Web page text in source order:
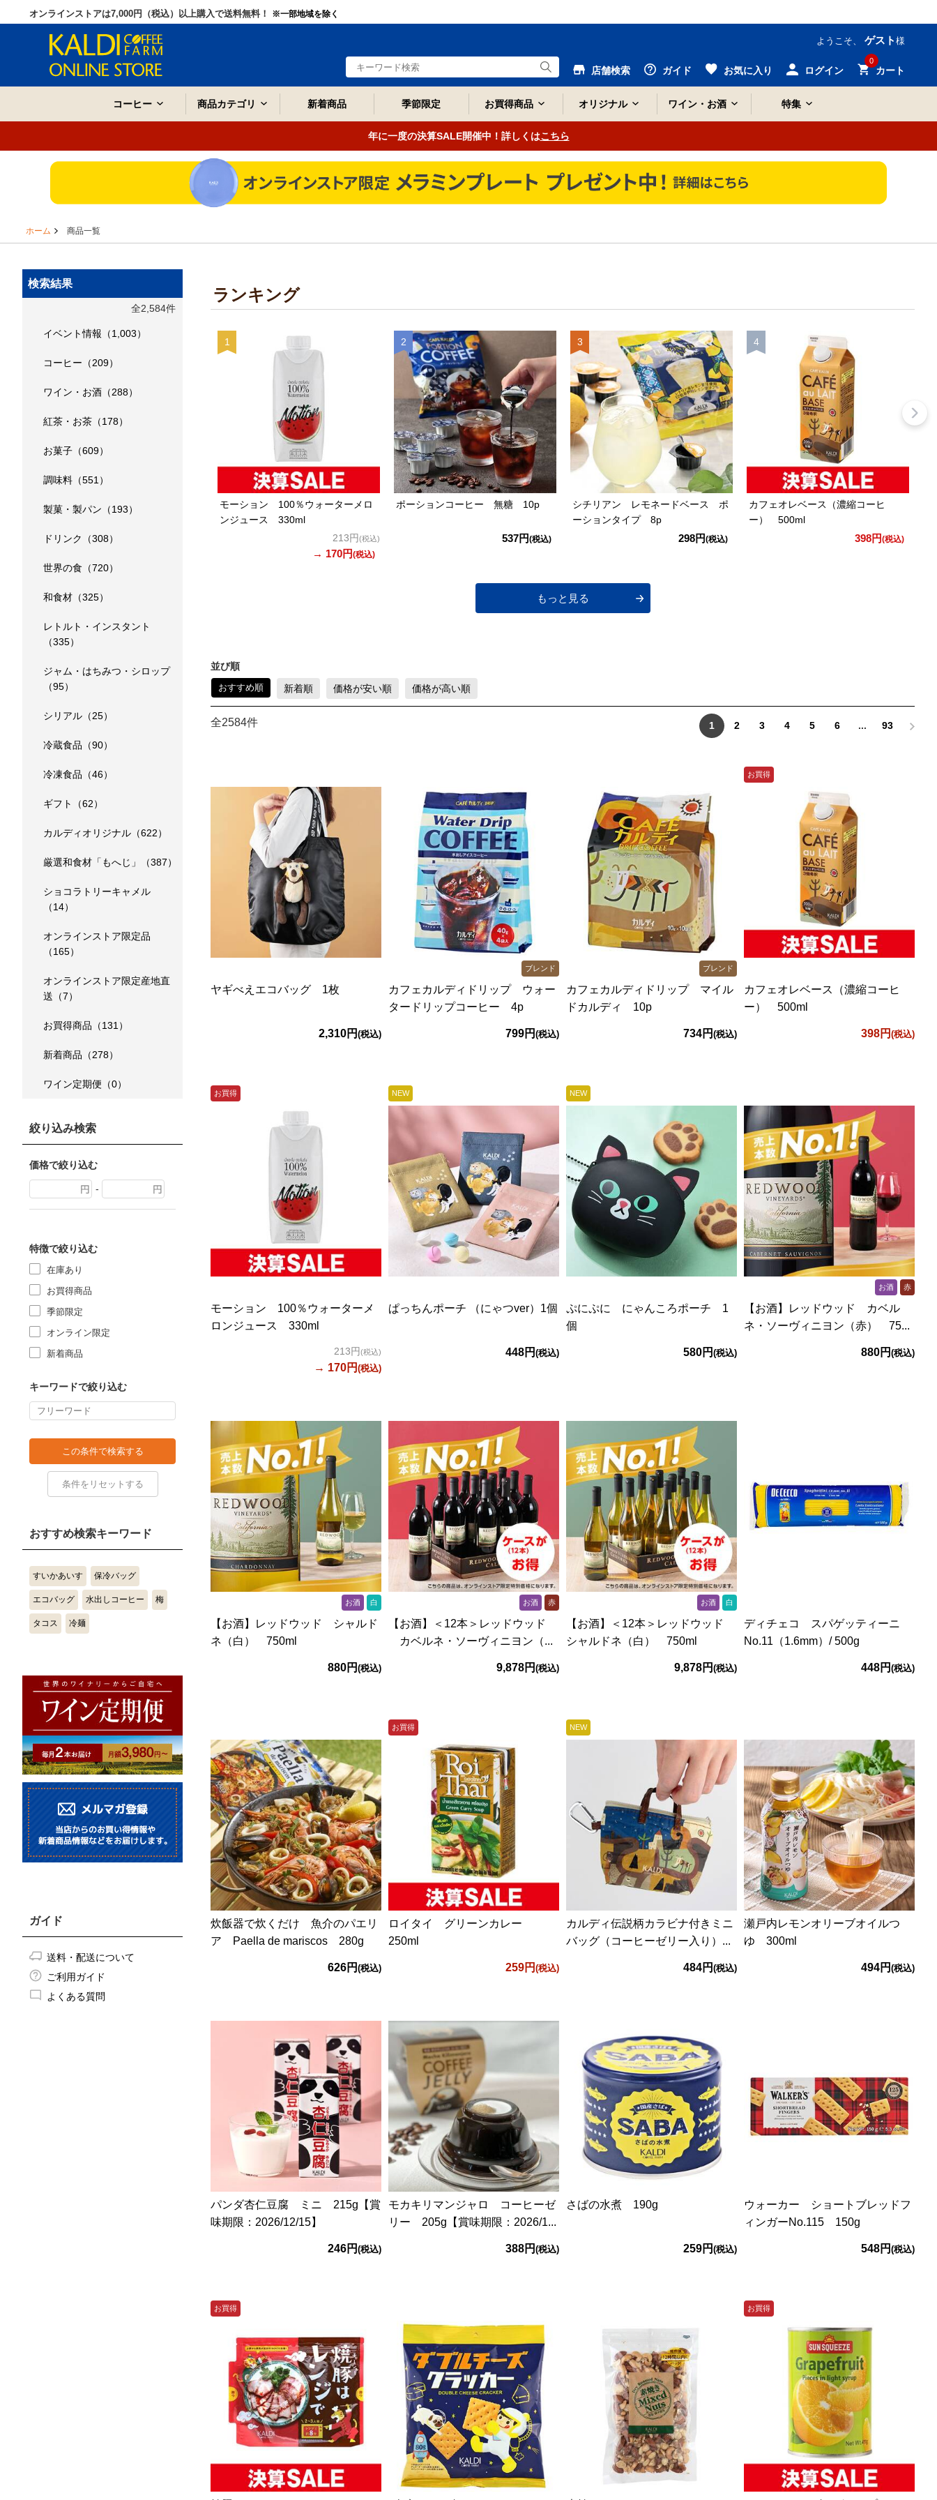
オンラインストアは7,000円（税込）以上購入で送料無料！ ※一部地域を除く
ようこそ、 ゲスト 様
店舗検索 ガイド お気に入り ログイン
0
カート
コーヒー 商品カテゴリ 新着商品 季節限定 お買得商品 オリジナル ワイン・お酒 特集
年に一度の決算SALE開催中！詳しくはこちら
ホーム 商品一覧
ランキング
モーション 100％ウォーターメロ
ンジュース 330ml
213円 (税込)
→ 170円(税込)
ポーションコーヒー 無糖 10p
537円(税込)
シチリアン レモネードベース ポ
ーションタイプ 8p
298円(税込)
カフェオレベース（濃縮コーヒ
ー） 500ml
398円(税込)
もっと見る
並び順
おすすめ順 新着順 価格が安い順 価格が高い順
全2584件 1 2 3 4 5 6 ... 93
ヤギべえエコバッグ 1枚
2,310円 (税込)
ブレンド
カフェカルディドリップ ウォー
タードリップコーヒー 4p
799円 (税込)
ブレンド
カフェカルディドリップ マイル
ドカルディ 10p
734円 (税込)
お買得
カフェオレベース（濃縮コーヒ
ー） 500ml
398円 (税込)
お買得
モーション 100％ウォーターメ
ロンジュース 330ml
213円 (税込)
→ 170円 (税込)
NEW
ぱっちんポーチ （にゃつver）1個
448円 (税込)
NEW
ぷにぷに にゃんころポーチ 1
個
580円 (税込)
お酒 赤
【お酒】レッドウッド カベル
ネ・ソーヴィニヨン（赤） 75...
880円 (税込)
お酒 白
【お酒】レッドウッド シャルド
ネ（白） 750ml
880円 (税込)
お酒 赤
【お酒】＜12本＞レッドウッド
カベルネ・ソーヴィニヨン（...
9,878円 (税込)
お酒 白
【お酒】＜12本＞レッドウッド
シャルドネ（白） 750ml
9,878円 (税込)
ディチェコ スパゲッティーニ
No.11（1.6mm）/ 500g
448円 (税込)
炊飯器で炊くだけ 魚介のパエリ
ア Paella de mariscos 280g
626円 (税込)
お買得
ロイタイ グリーンカレー
250ml
259円 (税込)
NEW
カルディ伝説柄カラビナ付きミニ
バッグ（コーヒーゼリー入り）...
484円 (税込)
瀬戸内レモンオリーブオイルつ
ゆ 300ml
494円 (税込)
パンダ杏仁豆腐 ミニ 215g【賞
味期限：2026/12/15】
246円 (税込)
モカキリマンジャロ コーヒーゼ
リー 205g【賞味期限：2026/1...
388円 (税込)
さばの水煮 190g
259円 (税込)
ウォーカー ショートブレッドフ
ィンガーNo.115 150g
548円 (税込)
お買得 お買得
検索結果
全2,584件
イベント情報（1,003）
コーヒー（209）
ワイン・お酒（288）
紅茶・お茶（178）
お菓子（609）
調味料（551）
製菓・製パン（193）
ドリンク（308）
世界の食（720）
和食材（325）
レトルト・インスタント
（335）
ジャム・はちみつ・シロップ
（95）
シリアル（25）
冷蔵食品（90）
冷凍食品（46）
ギフト（62）
カルディオリジナル（622）
厳選和食材「もへじ」（387）
ショコラトリーキャメル
（14）
オンラインストア限定品
（165）
オンラインストア限定産地直
送（7）
お買得商品（131）
新着商品（278）
ワイン定期便（0）
絞り込み検索
価格で絞り込む
-
特徴で絞り込む
在庫あり
お買得商品
季節限定
オンライン限定
新着商品
キーワードで絞り込む
おすすめ検索キーワード
すいかあいす 保冷バッグ
エコバッグ 水出しコーヒー 梅
タコス 冷麺
ガイド
送料・配送について
ご利用ガイド
よくある質問